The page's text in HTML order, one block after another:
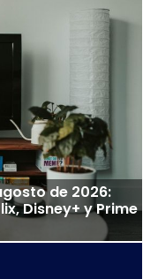
de 2026:
Disney+ y Prime